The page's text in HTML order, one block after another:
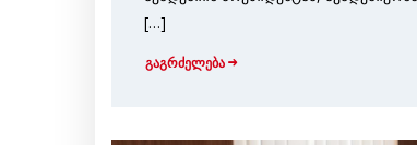
[…]
გაგრძელება